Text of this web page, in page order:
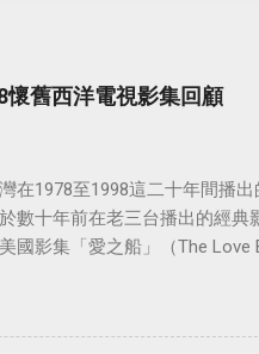
舊西洋電視影集回顧
在1978至1998這二十年間播
數十年前在老三台播出的經典
國影集「愛之船」（The